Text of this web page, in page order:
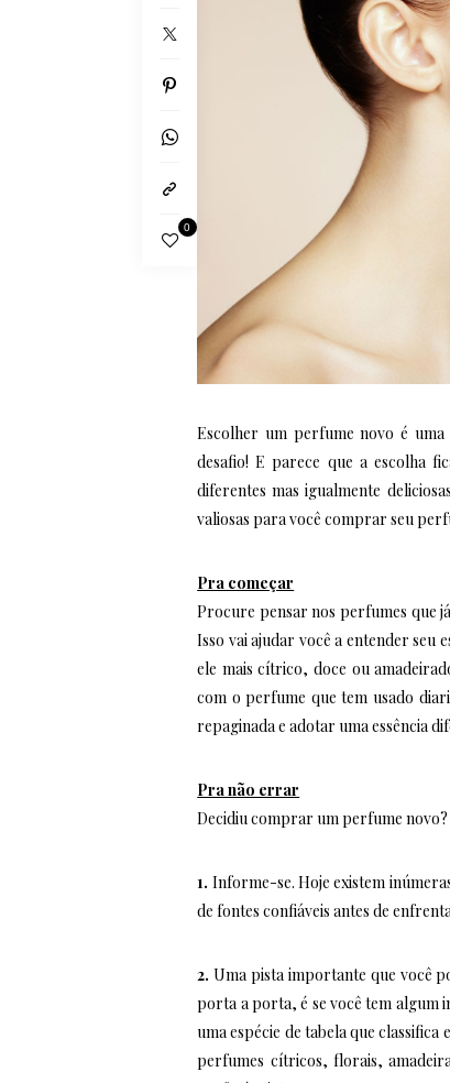
0
Escolher um perfume novo é
desafio! E parece que a escolha
diferentes mas igualmente
valiosas para você comprar seu
Pra começar
Procure pensar nos perfumes que
Isso vai ajudar você a entender seu
ele mais cítrico, doce ou
com o perfume que tem usado
repaginada e adotar uma essência
Pra não errar
Decidiu comprar um perfume novo?
1. Informe-se. Hoje existem
de fontes confiáveis antes de
2. Uma pista importante que você
porta a porta, é se você tem algum
uma espécie de tabela que
perfumes cítricos, florais,